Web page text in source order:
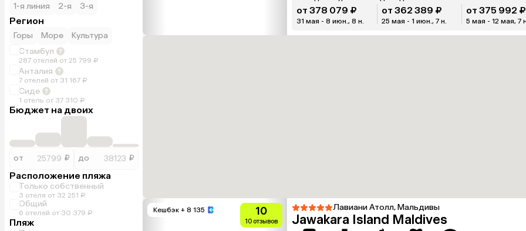
1-я линия 2-я 3-я
Регион
Горы Море
Культура
Стамбул
287 отелей от 25 799 ₽
Анталия
7 отелей от 31 167 ₽
Сиде
1 отель от 37 310 ₽
Бюджет на двоих
от ₽ до ₽
Расположение пляжа
Только собственный
3 отеля от 32 251 ₽
Общий
6 отелей от 30 379 ₽
Пляж
от 378 079 ₽
31 мая - 8 июн., 8 н.
от 362 389 ₽
25 мая - 1 июн., 7 н.
от 375 992 ₽
5 мая - 12 мая, 7 н.
Кешбэк + 8 135 10
10 отзывов
Лавиани Атолл, Мальдивы
Jawakara Island Maldives